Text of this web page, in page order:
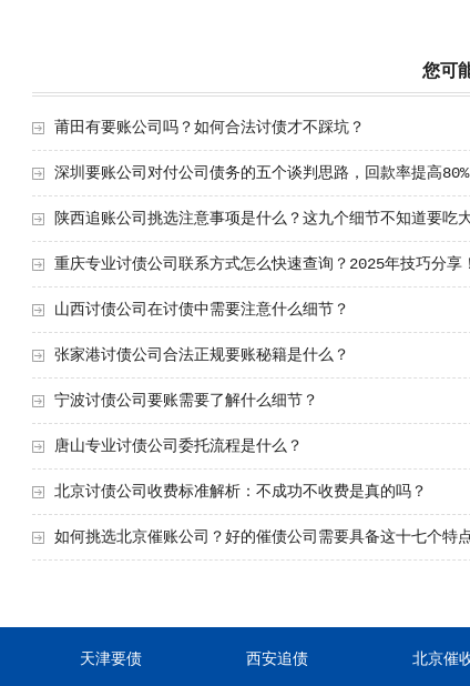
您可
莆田有要账公司吗？如何合法讨债才不踩坑？
深圳要账公司对付公司债务的五个谈判思路，回款率提高80%
陕西追账公司挑选注意事项是什么？这九个细节不知道要吃
重庆专业讨债公司联系方式怎么快速查询？2025年技巧分享！
山西讨债公司在讨债中需要注意什么细节？
张家港讨债公司合法正规要账秘籍是什么？
宁波讨债公司要账需要了解什么细节？
唐山专业讨债公司委托流程是什么？
北京讨债公司收费标准解析：不成功不收费是真的吗？
如何挑选北京催账公司？好的催债公司需要具备这十七个特
天津要债 西安追债 北京催